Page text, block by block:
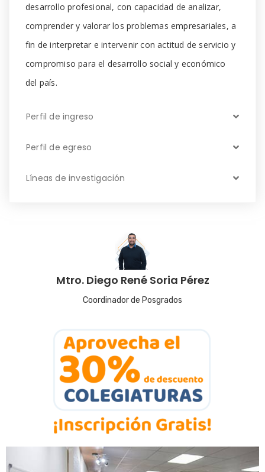
desarrollo profesional, con capacidad de analizar,
comprender y valorar los problemas empresariales, a
fin de interpretar e intervenir con actitud de servicio y
compromiso para el desarrollo social y económico
del país.
Perfil de ingreso
Perfil de egreso
Líneas de investigación
Mtro. Diego René Soria Pérez
Coordinador de Posgrados